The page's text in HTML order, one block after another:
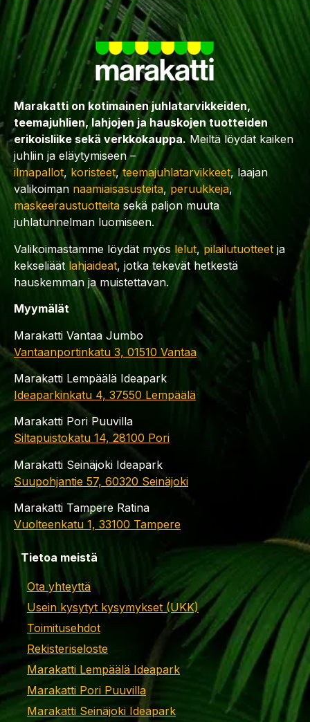
Marakatti on kotimainen juhlatarvikkeiden,
teemajuhlien, lahjojen ja hauskojen tuotteiden
erikoisliike sekä verkkokauppa. Meiltä löydät kaiken
juhliin ja eläytymiseen –
ilmapallot, koristeet,teemajuhlatarvikkeet, laajan
valikoiman naamiaisasusteita, peruukkeja,
maskeeraustuotteita sekä paljon muuta
juhlatunnelman luomiseen.
Valikoimastamme löydät myös lelut,pilailutuotteet ja
kekseliäät lahjaideat, jotka tekevät hetkestä
hauskemman ja muistettavan.
Myymälät
Marakatti Vantaa Jumbo
Vantaanportinkatu 3, 01510 Vantaa
Marakatti Lempäälä Ideapark
Ideaparkinkatu 4, 37550 Lempäälä
Marakatti Pori Puuvilla
Siltapuistokatu 14, 28100 Pori
Marakatti Seinäjoki Ideapark
Suupohjantie 57, 60320 Seinäjoki
Marakatti Tampere Ratina
Vuolteenkatu 1, 33100 Tampere
Tietoa meistä
Ota yhteyttä
Usein kysytyt kysymykset (UKK)
Toimitusehdot
Rekisteriseloste
Marakatti Lempäälä Ideapark
Marakatti Pori Puuvilla
Marakatti Seinäjoki Ideapark